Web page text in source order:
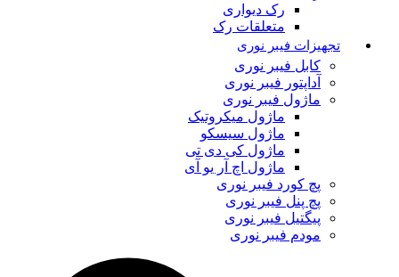
رک دیواری
متعلقات رک
تجهیزات فیبر نوری
کابل فیبر نوری
آداپتور فیبر نوری
ماژول فیبر نوری
ماژول میکروتیک
ماژول سیسکو
ماژول کی دی تی
ماژول اچ آر یو آی
پچ کورد فیبر نوری
پچ پنل فیبر نوری
پیگتیل فیبر نوری
مودم فیبر نوری